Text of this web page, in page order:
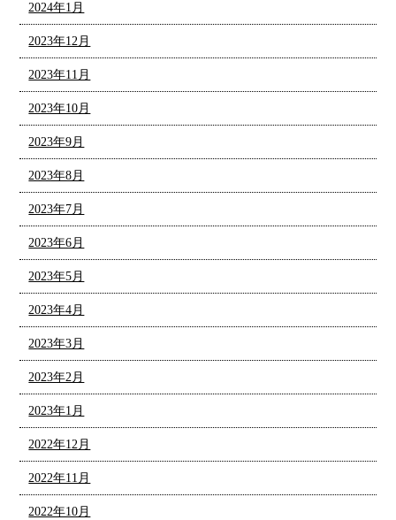
2024年1月
2023年12月
2023年11月
2023年10月
2023年9月
2023年8月
2023年7月
2023年6月
2023年5月
2023年4月
2023年3月
2023年2月
2023年1月
2022年12月
2022年11月
2022年10月